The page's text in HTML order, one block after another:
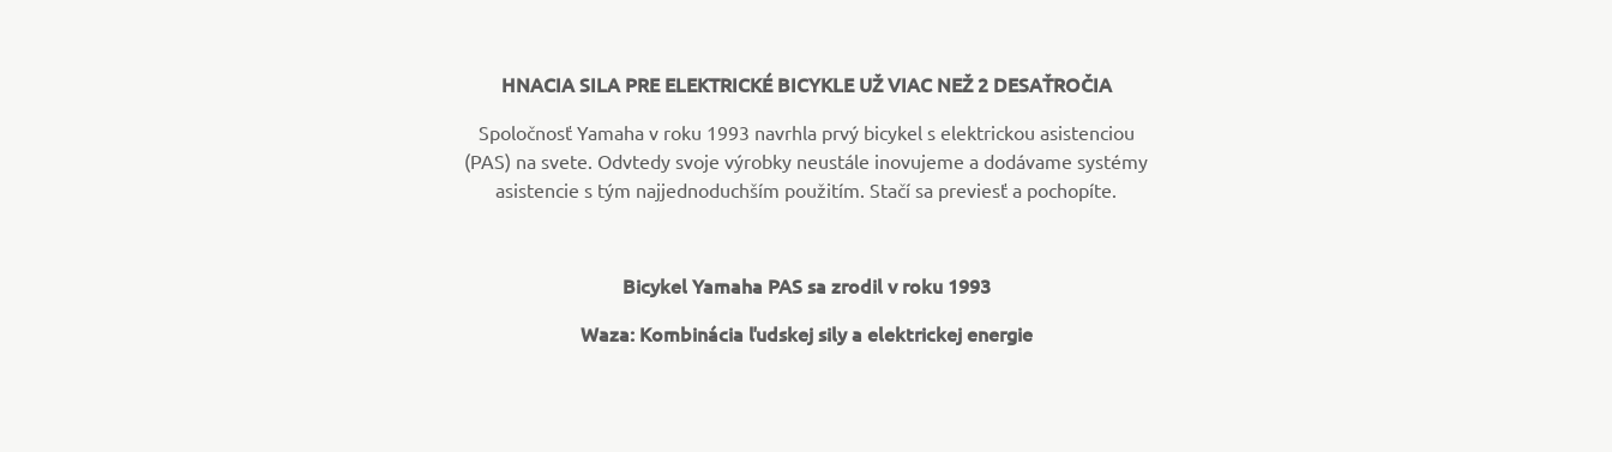
HNACIA SILA PRE ELEKTRICKÉ BICYKLE UŽ VIAC NEŽ 2 DESAŤROČIA
Spoločnosť Yamaha v roku 1993 navrhla prvý bicykel s elektrickou asistenciou
(PAS) na svete. Odvtedy svoje výrobky neustále inovujeme a dodávame systémy
asistencie s tým najjednoduchším použitím. Stačí sa previesť a pochopíte.
Bicykel Yamaha PAS sa zrodil v roku 1993
Waza: Kombinácia ľudskej sily a elektrickej energie